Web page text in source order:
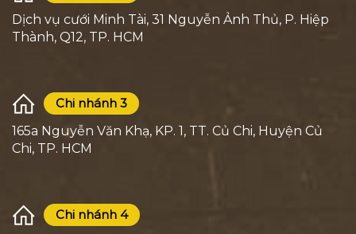
Dịch vụ cưới Minh Tài, 31 Nguyễn Ảnh Thủ, P. Hiệp
Thành, Q12, TP. HCM
Chi nhánh 3
165a Nguyễn Văn Khạ, KP. 1, TT. Củ Chi, Huyện Củ
Chi, TP. HCM
Chi nhánh 4